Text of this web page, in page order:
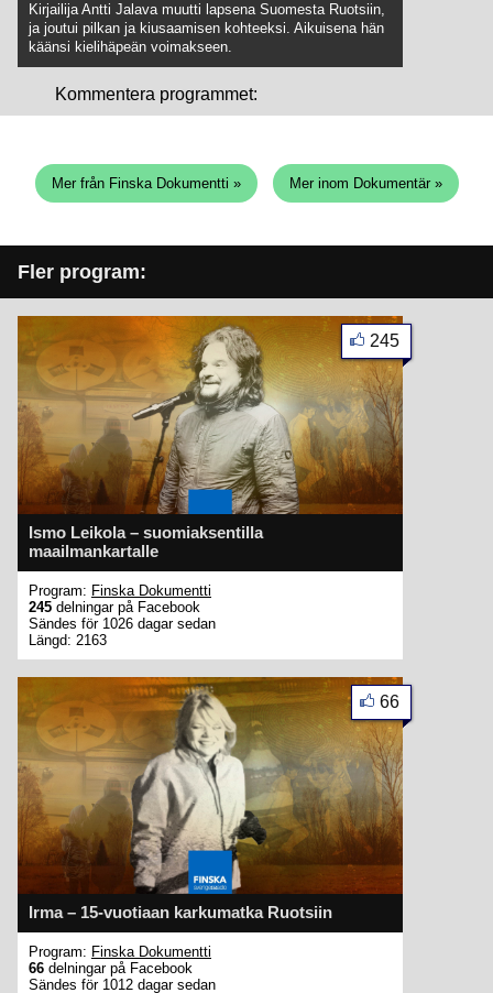
Kirjailija Antti Jalava muutti lapsena Suomesta Ruotsiin,
ja joutui pilkan ja kiusaamisen kohteeksi. Aikuisena hän
käänsi kielihäpeän voimakseen.
Kommentera programmet:
Mer från Finska Dokumentti » Mer inom Dokumentär »
Fler program:
Ismo Leikola – suomiaksentilla
maailmankartalle
245
Program: Finska Dokumentti
245 delningar på Facebook
Sändes för 1026 dagar sedan
Längd: 2163
Irma – 15-vuotiaan karkumatka Ruotsiin
66
Program: Finska Dokumentti
66 delningar på Facebook
Sändes för 1012 dagar sedan